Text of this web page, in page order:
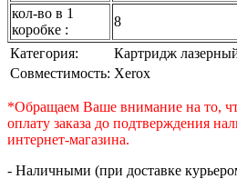
кол-во в 1
коробке :
8
Категория:
Картридж
Совместимость: Xerox
*Обращаем Ваше внимание на то,
оплату заказа до подтверждения
интернет-магазина.
- Наличными (при доставке